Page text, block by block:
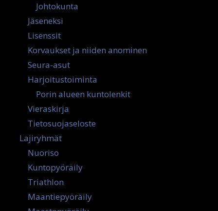
Johtokunta
Jäseneksi
Lisenssit
Korvaukset ja niiden anominen
Seura-asut
Harjoitustoiminta
Porin alueen kuntolenkit
Vieraskirja
Tietosuojaseloste
Lajiryhmät
Nuoriso
Kuntopyöräily
Triathlon
Maantiepyöräily